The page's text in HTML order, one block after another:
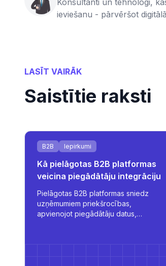
Konsultanti un tehnologi,
ieviešanu - pārvēršot
LASĪT VAIRĀK
Saistītie raksti
B2B Iepirkumi
Kā pielāgotas B2B platformas
veicina piegādātāju integrāciju
Pielāgotas B2B platformas sniedz
uzņēmumiem priekšrocības,
apvienojot piegādātāju datus,